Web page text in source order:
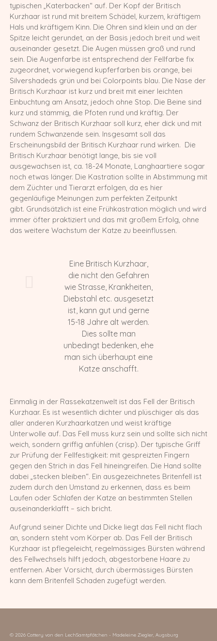
typischen „Katerbacken“ auf. Der Kopf der Britisch
Kurzhaar ist rund mit breitem Schädel, kurzem, kräftigem
Hals und kräftigem Kinn. Die Ohren sind klein und an der
Spitze leicht gerundet, an der Basis jedoch breit und weit
auseinander gesetzt. Die Augen müssen groß und rund
sein. Die Augenfarbe ist entsprechend der Fellfarbe fix
zugeordnet, vorwiegend kupferfarben bis orange, bei
Silvershadeds grün und bei Colorpoints blau. Die Nase der
Britisch Kurzhaar ist kurz und breit mit einer leichten
Einbuchtung am Ansatz, jedoch ohne Stop. Die Beine sind
kurz und stämmig, die Pfoten rund und kräftig. Der
Schwanz der Britisch Kurzhaar soll kurz, eher dick und mit
rundem Schwanzende sein. Insgesamt soll das
Erscheinungsbild der Britisch Kurzhaar rund wirken. Die
Britisch Kurzhaar benötigt lange, bis sie voll
ausgewachsen ist, ca. 18-24 Monate, Langhaartiere sogar
noch etwas länger. Die Kastration sollte in Abstimmung mit
dem Züchter und Tierarzt erfolgen, da es hier
gegenläufige Meinungen zum perfekten Zeitpunkt
gibt. Grundsätzlich ist eine Frühkastration möglich und wird
immer öfter praktiziert und das mit großem Erfolg, ohne
das weitere Wachstum der Katze zu beeinflussen.
Eine Britisch Kurzhaar,
die nicht den Gefahren
wie Strasse, Krankheiten,
Diebstahl etc. ausgesetzt
ist, kann gut und gerne
15-18 Jahre alt werden.
Dies sollte man
unbedingt bedenken, ehe
man sich überhaupt eine
Katze anschafft.
Einmalig in der Rassekatzenwelt ist das Fell der Britisch
Kurzhaar. Es ist wesentlich dichter und plüschiger als das
aller anderen Kurzhaarkatzen und weist kräftige
Unterwolle auf. Das Fell muss kurz sein und sollte sich nicht
weich, sondern griffig anfühlen (crisp). Der typische Griff
zur Prüfung der Fellfestigkeit: mit gespreizten Fingern
gegen den Strich in das Fell hineingreifen. Die Hand sollte
dabei „stecken bleiben“. Ein ausgezeichnetes Britenfell ist
zudem durch den Umstand zu erkennen, dass es beim
Laufen oder Schlafen der Katze an bestimmten Stellen
auseinanderklafft – sich bricht.
Aufgrund seiner Dichte und Dicke liegt das Fell nicht flach
an, sondern steht vom Körper ab. Das Fell der Britisch
Kurzhaar ist pflegeleicht, regelmässiges Bürsten während
des Fellwechsels hilft jedoch, abgestorbene Haare zu
entfernen. Aber Vorsicht, durch übermässiges Bürsten
kann dem Britenfell Schaden zugefügt werden.
© 2026 Cattery von den LechSamtpfötchen - Madeleine Ziegler, Augsburg